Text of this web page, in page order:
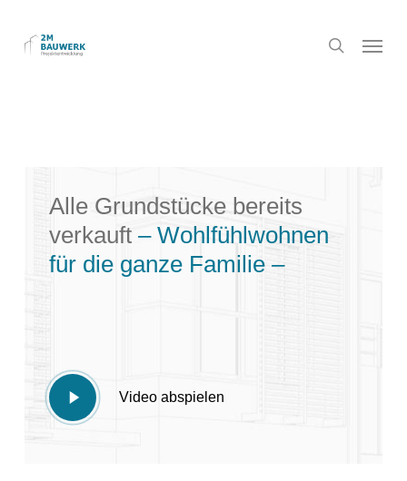
main
search
Alle Grundstücke bereits
verkauft– Wohlfühlwohnen
für die ganze Familie –
Play
Video
Video abspielen